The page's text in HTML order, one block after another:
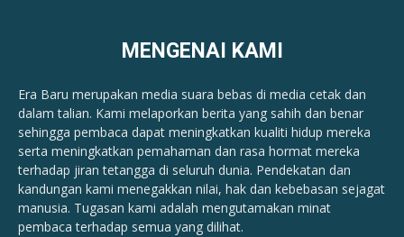
MENGENAI KAMI
Era Baru merupakan media suara bebas di media cetak dan
dalam talian. Kami melaporkan berita yang sahih dan benar ​​
sehingga pembaca dapat meningkatkan kualiti hidup mereka
serta meningkatkan pemahaman dan rasa hormat mereka
terhadap jiran tetangga di seluruh dunia. Pendekatan dan
kandungan kami menegakkan nilai, hak dan kebebasan sejagat
manusia. Tugasan kami adalah mengutamakan minat
pembaca terhadap semua yang dilihat.